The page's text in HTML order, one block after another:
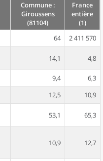
Commune :
Giroussens
(81104)
France
entière
(1)
64
2 411 570
14,1 4,8
9,4
6,3
12,5
10,9
53,1 65,3
10,9 12,7